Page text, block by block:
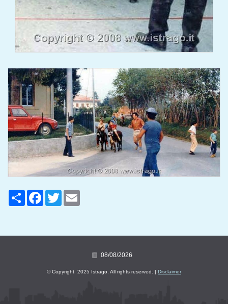
Share FacebookTwitter
08/08/2026
© Copyright 2025 Istrago. All rights reserved. | Disclaimer